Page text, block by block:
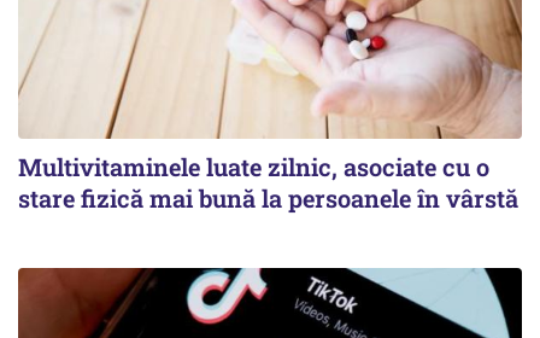
Multivitaminele luate zilnic, asociate cu o
stare fizică mai bună la persoanele în vârstă